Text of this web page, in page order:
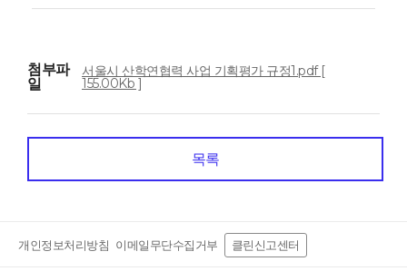
첨부파
일
서울시 산학연협력 사업 기획평가 규정1.pdf [
155.00Kb ]
목록
개인정보처리방침 이메일무단수집거부 클린신고센터